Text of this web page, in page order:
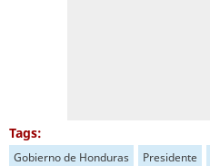
Tags:
Gobierno de Honduras Presidente